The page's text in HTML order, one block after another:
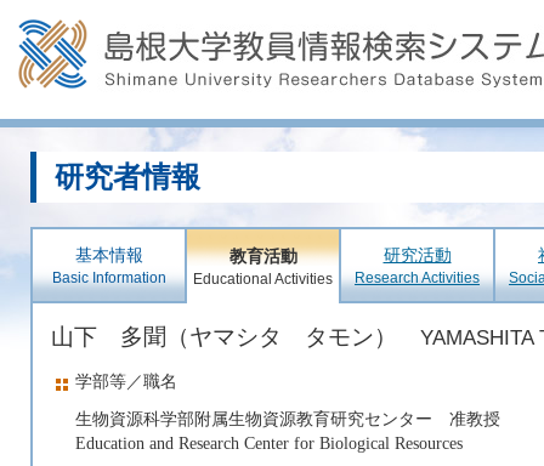
研究者情報
基本情報
Basic Information
教育活動
Educational Activities
研究活動
Research Activities
山下 多聞（ヤマシタ タモン） YAMASHITA
学部等／職名
生物資源科学部附属生物資源教育研究センター 准教授
Education and Research Center for Biological Resources